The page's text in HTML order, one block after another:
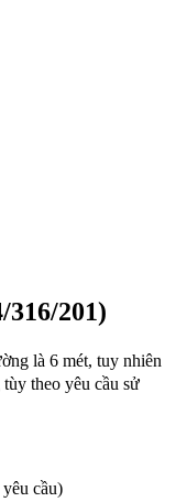
316/201)
là 6 mét, tuy nhiên
theo yêu cầu sử
cầu)